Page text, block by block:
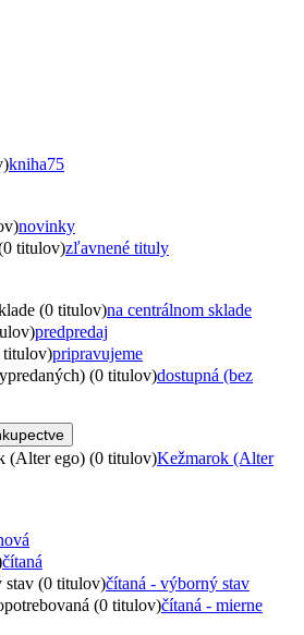
kniha75
novinky
titulov)zľavnené tituly
(0 titulov)na centrálnom sklade
predpredaj
titulov)pripravujeme
(0 titulov)dostupná (bez
(Alter ego) (0 titulov)Kežmarok (Alter
čítaná
stav (0 titulov)čítaná - výborný stav
(0 titulov)čítaná - mierne